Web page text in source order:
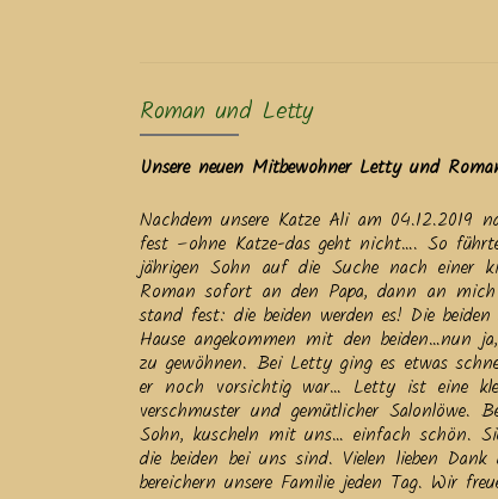
Roman und Letty
Unsere neuen Mitbewohner Letty und
Nachdem unsere Katze Ali am 04.12.2019
fest –ohne Katze-das geht nicht…. So
jährigen Sohn auf die Suche nach einer
Roman sofort an den Papa, dann an
stand fest: die beiden werden es! Die
Hause angekommen mit den beiden…nun
zu gewöhnen. Bei Letty ging es etwas
er noch vorsichtig war… Letty ist eine
verschmuster und gemütlicher
Sohn, kuscheln mit uns… einfach schön.
die beiden bei uns sind. Vielen lieben
bereichern unsere Familie jeden Tag. Wir